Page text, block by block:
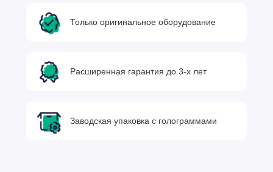
Только оригинальное оборудование
Расширенная гарантия до 3-х лет
Заводская упаковка с голограммами